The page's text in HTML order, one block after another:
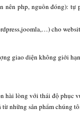
nên php, nguồn đóng):
cho
giao diện không giới hạn
hài lòng với thái độ phục
những sản phẩm chúng